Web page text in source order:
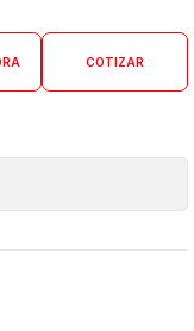
COTIZAR